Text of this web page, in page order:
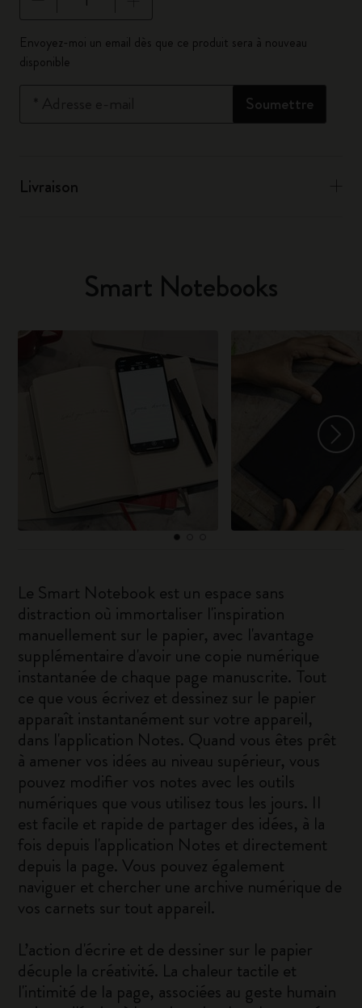
Quantité mise à jour à 1
Envoyez-moi un email dès que ce produit sera à nouveau
disponible
Soumettre
Livraison
Smart Notebooks
Le Smart Notebook est un espace sans
distraction où immortaliser l'inspiration
manuellement sur le papier, avec l'avantage
supplémentaire d'avoir une copie numérique
instantanée de chaque page manuscrite. Tout
ce que vous écrivez et dessinez sur le papier
apparaît instantanément sur votre appareil,
dans l'application Notes. Quand vous êtes prêt
à amener vos idées au niveau supérieur, vous
pouvez modifier vos notes avec les outils
numériques que vous utilisez tous les jours. Il
est facile et rapide de partager des idées, à la
fois depuis l'application Notes et directement
depuis la page. Vous pouvez également
naviguer et chercher une archive numérique de
vos carnets sur tout appareil.
L’action d'écrire et de dessiner sur le papier
décuple la créativité. La chaleur tactile et
l'intimité de la page, associées au geste humain